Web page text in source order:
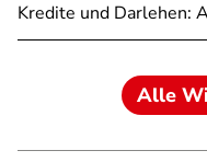
Kredite und Darlehen:
Alle